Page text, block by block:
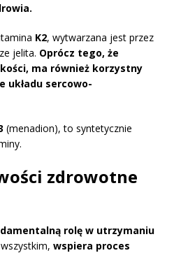
K2, wytwarzana jest przez
jelita. Oprócz tego, że
ma również korzystny
układu sercowo-
(menadion), to syntetycznie
zdrowotne
rolę w utrzymaniu
wspiera proces